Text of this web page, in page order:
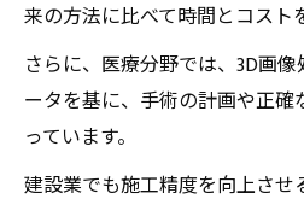
来の方法に比べて時間とコスト
さらに、医療分野では、3D画
ータを基に、手術の計画や正
っています。
建設業でも施工精度を向上さ